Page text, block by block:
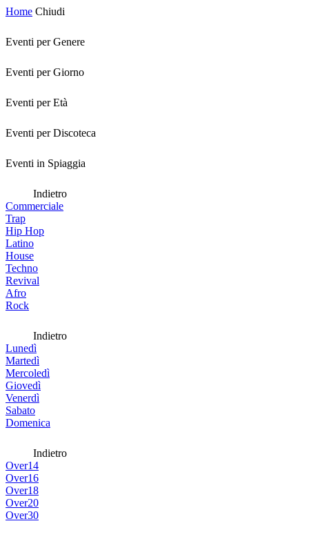
Home Chiudi
Eventi per Genere
Eventi per Giorno
Eventi per Età
Eventi per Discoteca
Eventi in Spiaggia
Indietro
Commerciale
Trap
Hip Hop
Latino
House
Techno
Revival
Afro
Rock
Indietro
Lunedì
Martedì
Mercoledì
Giovedì
Venerdì
Sabato
Domenica
Indietro
Over14
Over16
Over18
Over20
Over30